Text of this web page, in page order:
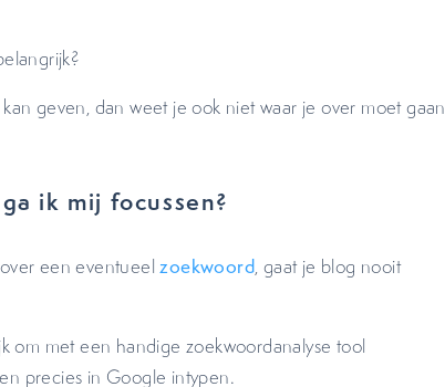
geven, dan weet je ook niet waar je over moet gaan
ik mij focussen?
een eventueelzoekwoord, gaat je blog nooit
om met een handige zoekwoordanalyse tool
precies in Google intypen.